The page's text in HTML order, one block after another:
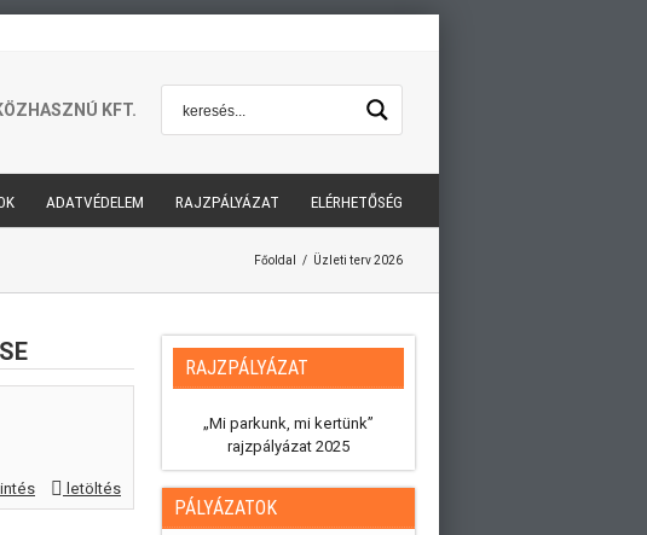
KFT.
ADATVÉDELEM RAJZPÁLYÁZAT ELÉRHETŐSÉG
Főoldal / Üzleti terv 2026
letöltés
RAJZPÁLYÁZAT
„Mi parkunk, mi kertünk”
rajzpályázat 2025
PÁLYÁZATOK